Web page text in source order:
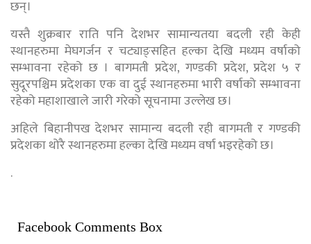
छन्।
यस्तै शुक्रबार राति पनि देशभर सामान्यतया बदली रही केही
स्थानहरुमा मेघगर्जन र चट्याङ्सहित हल्का देखि मध्यम वर्षाको
सम्भावना रहेको छ । बागमती प्रदेश, गण्डकी प्रदेश, प्रदेश ५ र
सुदूरपश्चिम प्रदेशका एक वा दुई स्थानहरुमा भारी वर्षाको सम्भावना
रहेको महाशाखाले जारी गरेको सूचनामा उल्लेख छ।
अहिले बिहानीपख देशभर सामान्य बदली रही बागमती र गण्डकी
प्रदेशका थोरै स्थानहरुमा हल्का देखि मध्यम वर्षा भइरहेको छ।
.
Facebook Comments Box